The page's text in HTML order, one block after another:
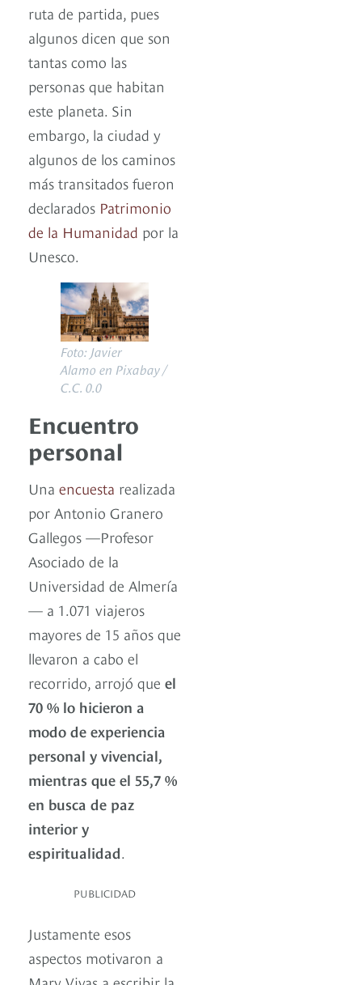
ruta de partida, pues
algunos dicen que son
tantas como las
personas que habitan
este planeta. Sin
embargo, la ciudad y
algunos de los caminos
más transitados fueron
declarados Patrimonio
de la Humanidad por la
Unesco.
Foto: Javier
Alamo en Pixabay /
C.C. 0.0
Encuentro
personal
Una encuesta realizada
por Antonio Granero
Gallegos —Profesor
Asociado de la
Universidad de Almería
— a 1.071 viajeros
mayores de 15 años que
llevaron a cabo el
recorrido, arrojó que el
70 % lo hicieron a
modo de experiencia
personal y vivencial,
mientras que el 55,7 %
en busca de paz
interior y
espiritualidad.
PUBLICIDAD
Justamente esos
aspectos motivaron a